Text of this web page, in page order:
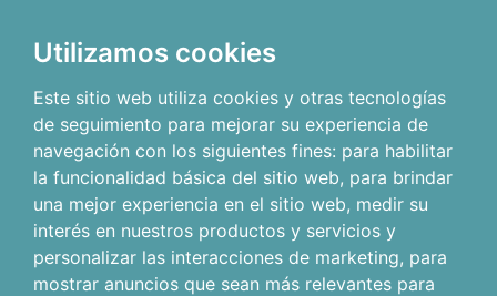
Utilizamos cookies
Este sitio web utiliza cookies y otras tecnologías
de seguimiento para mejorar su experiencia de
navegación con los siguientes fines: para habilitar
la funcionalidad básica del sitio web, para brindar
una mejor experiencia en el sitio web, medir su
interés en nuestros productos y servicios y
personalizar las interacciones de marketing, para
mostrar anuncios que sean más relevantes para